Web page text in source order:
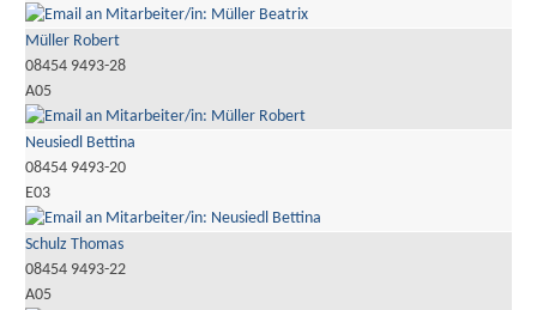
Müller Robert
08454 9493-28
A05
Neusiedl Bettina
08454 9493-20
E03
Schulz Thomas
08454 9493-22
A05